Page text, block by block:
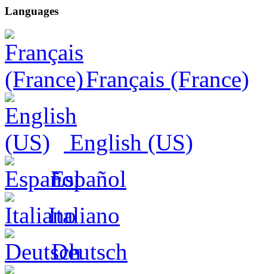
Languages
Français (France)
English (US)
Español
Italiano
Deutsch